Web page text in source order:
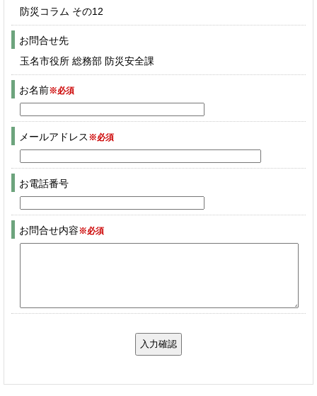
防災コラム その12
お問合せ先
玉名市役所 総務部 防災安全課
お名前※必須
メールアドレス ※必須
お電話番号
お問合せ内容※必須